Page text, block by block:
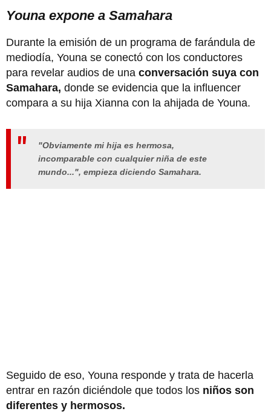
Youna expone a Samahara
Durante la emisión de un programa de farándula de
mediodía, Youna se conectó con los conductores
para revelar audios de una conversación suya con
Samahara, donde se evidencia que la influencer
compara a su hija Xianna con la ahijada de Youna.
"Obviamente mi hija es hermosa,
incomparable con cualquier niña de este
mundo...", empieza diciendo Samahara.
Seguido de eso, Youna responde y trata de hacerla
entrar en razón diciéndole que todos los niños son
diferentes y hermosos.